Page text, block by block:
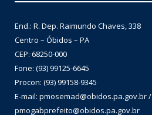
End.: R. Dep. Raimundo Chaves, 338
Centro – Óbidos – PA
CEP: 68250-000
Fone: (93) 99125-6645
Procon: (93) 99158-9345
E-mail: pmosemad@obidos.pa.gov.br /
pmogabprefeito@obidos.pa.gov.br